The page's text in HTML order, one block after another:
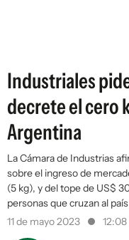
Industriales
decrete el cero
Argentina
La Cámara de Industrias
sobre el ingreso de
(5 kg), y del tope de US$
personas que cruzan al
11 de mayo 2023
12:08